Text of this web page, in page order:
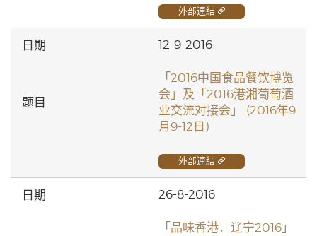
外部連結
12-9-2016
「2016中国食品餐饮博览
会」及「2016港湘葡萄酒
业交流对接会」 (2016年9
月9-12日)
外部連結
26-8-2016
「品味香港．辽宁2016」